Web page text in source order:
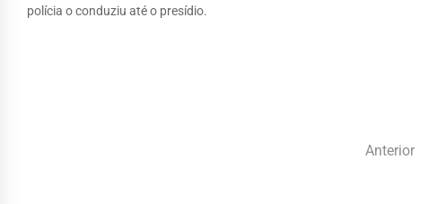
polícia o conduziu até o presídio.
Anterior